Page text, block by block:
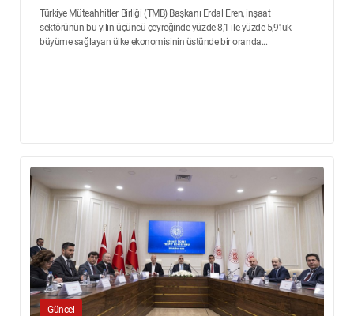
Türkiye Müteahhitler Birliği (TMB) Başkanı Erdal Eren, inşaat
sektörünün bu yılın üçüncü çeyreğinde yüzde 8,1 ile yüzde 5,9'luk
büyüme sağlayan ülke ekonomisinin üstünde bir oranda...
Güncel